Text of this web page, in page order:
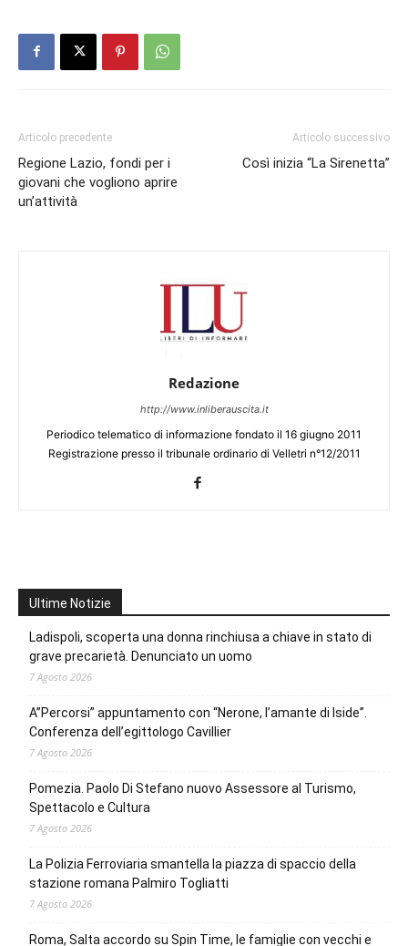
Articolo precedente
Regione Lazio, fondi per i
giovani che vogliono aprire
un’attività
Articolo successivo
Così inizia “La Sirenetta”
Redazione
http://www.inliberauscita.it
Periodico telematico di informazione fondato il 16 giugno 2011
Registrazione presso il tribunale ordinario di Velletri n°12/2011
Ultime Notizie
Ladispoli, scoperta una donna rinchiusa a chiave in stato di
grave precarietà. Denunciato un uomo
7 Agosto 2026
A”Percorsi” appuntamento con “Nerone, l’amante di Iside”.
Conferenza dell’egittologo Cavillier
7 Agosto 2026
Pomezia. Paolo Di Stefano nuovo Assessore al Turismo,
Spettacolo e Cultura
7 Agosto 2026
La Polizia Ferroviaria smantella la piazza di spaccio della
stazione romana Palmiro Togliatti
7 Agosto 2026
Roma, Salta accordo su Spin Time, le famiglie con vecchi e